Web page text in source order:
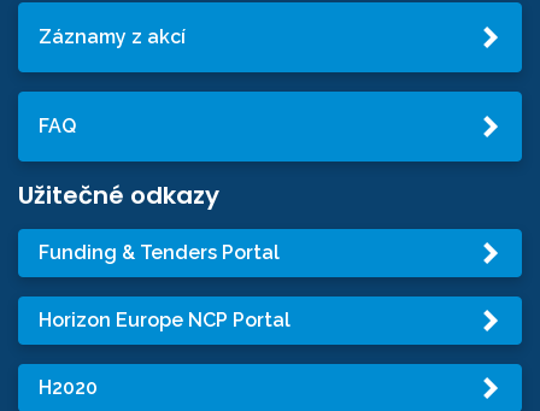
Záznamy z akcí
FAQ
Užitečné odkazy
Funding & Tenders Portal
Horizon Europe NCP Portal
H2020